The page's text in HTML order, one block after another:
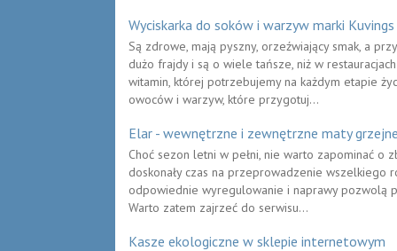
Wyciskarka do soków i warzyw marki Kuvings
Są zdrowe, mają pyszny, orzeźwiający smak, a
dużo frajdy i są o wiele tańsze, niż w
witamin, której potrzebujemy na każdym etapie
owoców i warzyw, które przygotuj...
Elar - wewnętrzne i zewnętrzne maty
Choć sezon letni w pełni, nie warto zapominać o
doskonały czas na przeprowadzenie wszelkiego
odpowiednie wyregulowanie i naprawy pozwolą
Warto zatem zajrzeć do serwisu...
Kasze ekologiczne w sklepie internetowym